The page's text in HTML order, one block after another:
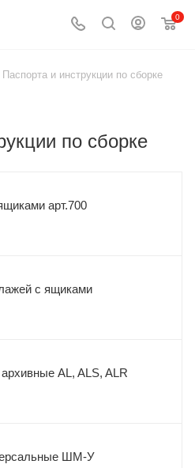
0
Паспорта и инструкции по сборке
по сборке
арт.700
с ящиками
AL, ALS, ALR
ШМ-У